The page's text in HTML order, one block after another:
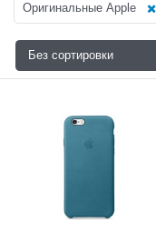
Оригинальные Apple